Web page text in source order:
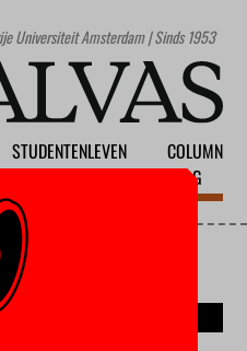
Universiteit Amsterdam | Sinds 1953
STUDENTENLEVEN
COLUMN
BLOG